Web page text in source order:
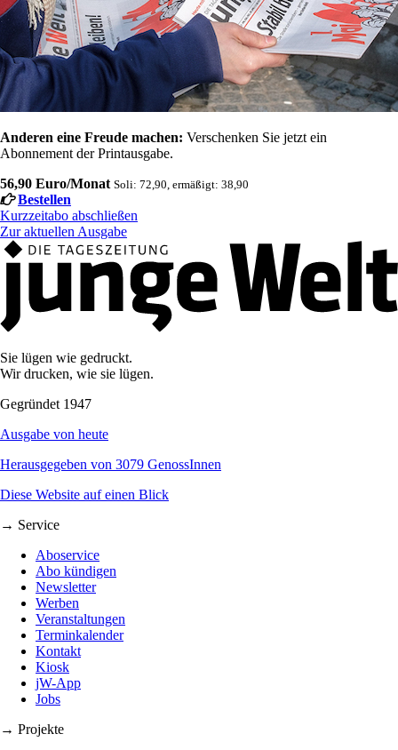
Anderen eine Freude machen: Verschenken Sie jetzt ein
Abonnement der Printausgabe.
56,90 Euro/Monat Soli: 72,90, ermäßigt: 38,90
Bestellen
Kurzzeitabo abschließen
Zur aktuellen Ausgabe
Sie lügen wie gedruckt.
Wir drucken, wie sie lügen.
Gegründet 1947
Ausgabe von heute
Herausgegeben von 3079 GenossInnen
Diese Website auf einen Blick
→ Service
Aboservice
Abo kündigen
Newsletter
Werben
Veranstaltungen
Terminkalender
Kontakt
Kiosk
jW-App
Jobs
→ Projekte